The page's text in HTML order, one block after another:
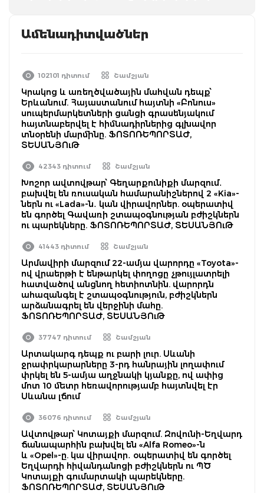
Ամենադիտվածներ
102101 դիտում Շամշյան
Կրակոց և առեղծվածային մահվան դեպք՝
Երևանում. Հայաստանում հայտնի «Բոնուս»
սուպերմարկետների ցանցի գրասենյակում
հայտնաբերվել է հիմնադիրներից գլխավոր
տնօրենի մարմինը. ՖՈՏՈՌԵՊՈՐՏԱԺ,
ՏԵՍԱՆՅՈւԹ
42343 դիտում Շամշյան
Խոշոր ավտովթար՝ Գեղարքունիքի մարզում․
բախվել են ռուսական համարանիշներով 2 «Kia»-
ներն ու «Lada»-ն․ կան վիրավորներ. օպերատիվ
են գործել Գավառի շտապօգնության բժիշկներն
ու պարեկները. ՖՈՏՈՌԵՊՈՐՏԱԺ, ՏԵՍԱՆՅՈւԹ
41443 դիտում Շամշյան
Արմավիրի մարզում 22-ամյա վարորդը «Toyota»-
ով վրաերթի է ենթարկել փողոցը չթույլատրելի
հատվածով անցնող հետիոտնին. վարորդն
ահազանգել է շտապօգնություն, բժիշկներն
արձանագրել են վերջինի մահը.
ՖՈՏՈՌԵՊՈՐՏԱԺ, ՏԵՍԱՆՅՈւԹ
37747 դիտում Շամշյան
Արտակարգ դեպք ու բարի լուր. Սևանի
ջրափրկարարները 3-րդ հանրային լողափում
փրկել են 5-ամյա աղջնակի կյանքը, ով ափից
մոտ 10 մետր հեռավորությամբ հայտնվել էր
Սևանա լճում
36076 դիտում Շամշյան
Ավտովթար՝ Կոտայքի մարզում. Զովունի-Եղվարդ
ճանապարհին բախվել են «Alfa Romeo»-ն
և «Opel»-ը. կա վիրավոր․ օպերատիվ են գործել
Եղվարդի հիվանդանոցի բժիշկներն ու ՊԾ
Կոտայքի գումարտակի պարեկները.
ՖՈՏՈՌԵՊՈՐՏԱԺ, ՏԵՍԱՆՅՈւԹ